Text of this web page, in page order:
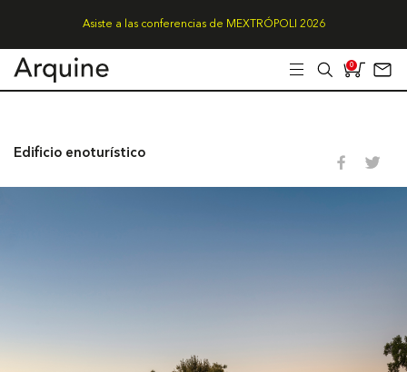
Asiste a las conferencias de MEXTRÓPOLI 2026
0
Edificio enoturístico